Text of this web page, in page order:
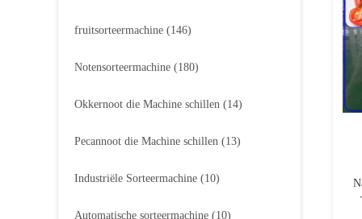
fruitsorteermachine (146)
Notensorteermachine (180)
Okkernoot die Machine schillen (14)
Pecannoot die Machine schillen (13)
Industriële Sorteermachine (10)
Automatische sorteermachine (10)